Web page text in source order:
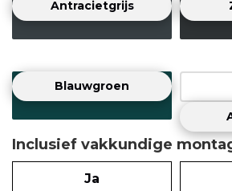
Antracietgrijs
Blauwgroen
Inclusief vakkundige
Ja